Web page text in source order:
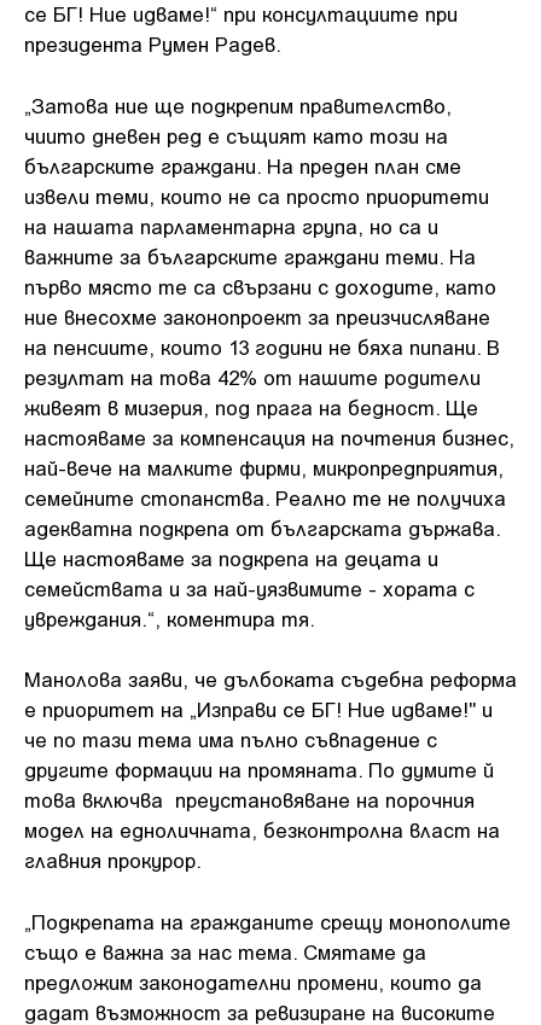
се БГ! Ние идваме!“ при консултациите при
президента Румен Радев.
„Затова ние ще подкрепим правителство,
чиито дневен ред е същият като този на
българските граждани. На преден план сме
извели теми, които не са просто приоритети
на нашата парламентарна група, но са и
важните за българските граждани теми. На
първо място те са свързани с доходите, като
ние внесохме законопроект за преизчисляване
на пенсиите, които 13 години не бяха пипани. В
резултат на това 42% от нашите родители
живеят в мизерия, под прага на бедност. Ще
настояваме за компенсация на почтения бизнес,
най-вече на малките фирми, микропредприятия,
семейните стопанства. Реално те не получиха
адекватна подкрепа от българската държава.
Ще настояваме за подкрепа на децата и
семействата и за най-уязвимите - хората с
увреждания.“, коментира тя.
Манолова заяви, че дълбоката съдебна реформа
е приоритет на „Изправи се БГ! Ние идваме!" и
че по тази тема има пълно съвпадение с
другите формации на промяната. По думите й
това включва преустановяване на порочния
модел на едноличната, безконтролна власт на
главния прокурор.
„Подкрепата на гражданите срещу монополите
също е важна за нас тема. Смятаме да
предложим законодателни промени, които да
дадат възможност за ревизиране на високите